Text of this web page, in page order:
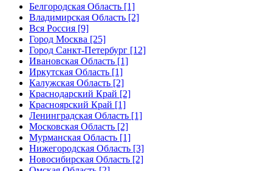
Белгородская Область [1]
Владимирская Область [2]
Вся Россия [9]
Город Москва [25]
Город Санкт-Петербург [12]
Ивановская Область [1]
Иркутская Область [1]
Калужская Область [2]
Краснодарский Край [2]
Красноярский Край [1]
Ленинградская Область [1]
Московская Область [2]
Мурманская Область [1]
Нижегородская Область [3]
Новосибирская Область [2]